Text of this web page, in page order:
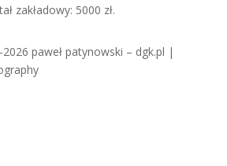
zakładowy: 5000 zł.
paweł patynowski – dgk.pl |